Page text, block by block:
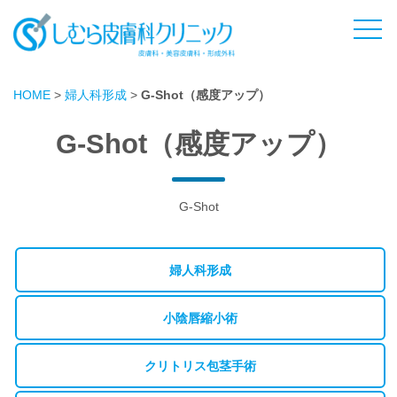
HOME > 婦人科形成 > G-Shot（感度アップ）
G-Shot（感度アップ）
G-Shot
婦人科形成
小陰唇縮小術
クリトリス包茎手術